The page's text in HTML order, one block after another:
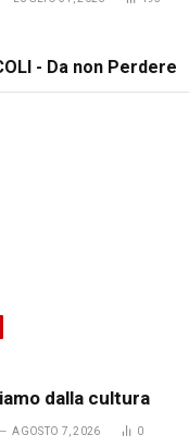
- Da non Perdere
dalla cultura
AGOSTO 7, 2026 0